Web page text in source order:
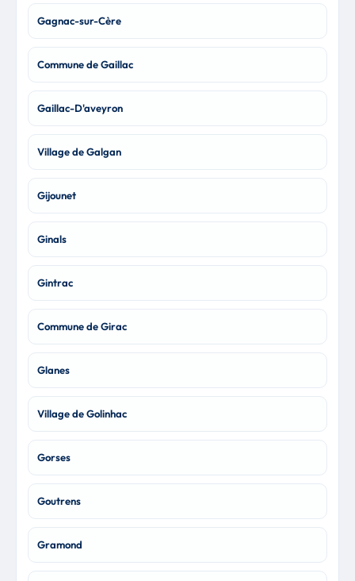
Gagnac-sur-Cère
Commune de Gaillac
Gaillac-D'aveyron
Village de Galgan
Gijounet
Ginals
Gintrac
Commune de Girac
Glanes
Village de Golinhac
Gorses
Goutrens
Gramond